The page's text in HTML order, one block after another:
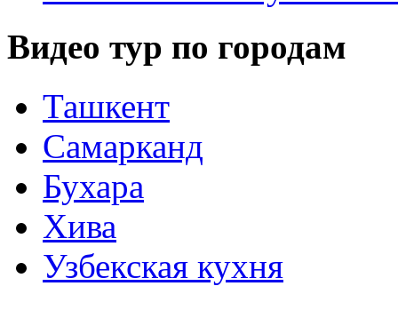
Видео тур по городам
Ташкент
Самарканд
Бухара
Хива
Узбекская кухня